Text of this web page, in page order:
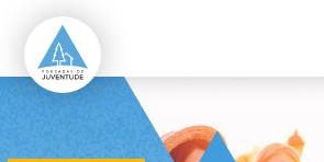
Cartão Pousadas